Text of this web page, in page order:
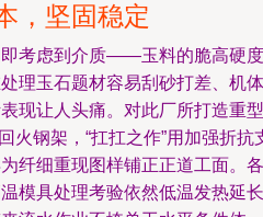
，坚固稳定
考虑到介质——玉料的脆高硬度
理玉石题材容易刮砂打差、机体
现让人头痛。对此厂所打造重型
火钢架，“扛扛之作”用加强折抗
纤细重现图样铺正正道工面。各
模具处理考验依然低温发热延长